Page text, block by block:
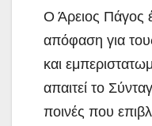
Ο Άρειος Πάγος
απόφαση για
και
απαιτεί το
ποινές που